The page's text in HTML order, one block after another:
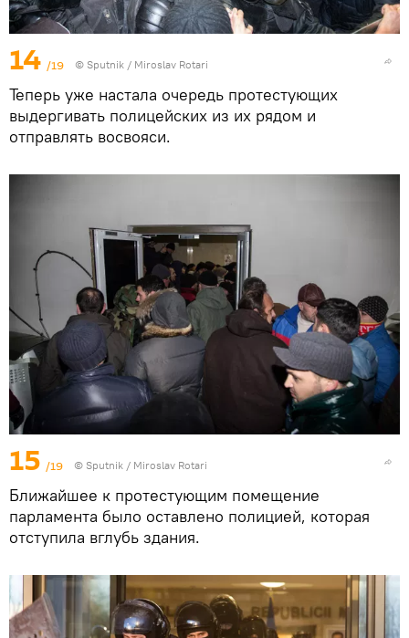
14 /19 © Sputnik / Miroslav Rotari
Теперь уже настала очередь протестующих
выдергивать полицейских из их рядом и
отправлять восвояси.
15 /19 © Sputnik / Miroslav Rotari
Ближайшее к протестующим помещение
парламента было оставлено полицией, которая
отступила вглубь здания.